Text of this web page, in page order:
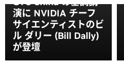
演に NVIDIA チーフ
サイエンティストのビ
ル ダリー (Bill Dally)
が登壇